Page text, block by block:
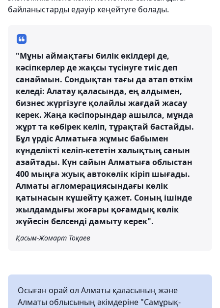
байланыстарды едәуір кеңейтуге болады.
"Мұны аймақтағы билік өкілдері де,
кәсіпкерлер де жақсы түсінуге тиіс деп
санаймын. Сондықтан тағы да атап өткім
келеді: Алатау қаласында, ең алдымен,
бизнес жүргізуге қолайлы жағдай жасау
керек. Жаңа кәсіпорындар ашылса, мұнда
жұрт та көбірек келіп, тұрақтай бастайды.
Бұл үрдіс Алматыға жұмыс бабымен
күнделікті келіп-кететін халықтың санын
азайтады. Күн сайын Алматыға облыстан
400 мыңға жуық автокөлік кіріп шығады.
Алматы агломерациясындағы көлік
қатынасын күшейту қажет. Соның ішінде
жылдамдығы жоғары қоғамдық көлік
жүйесін белсенді дамыту керек".
Қасым-Жомарт Тоқаев
Осыған орай ол Алматы қаласының және
Алматы облысының әкімдеріне "Самұрық-